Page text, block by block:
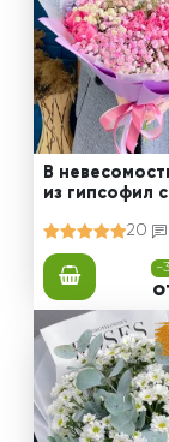
В
из гипсофил
20
-